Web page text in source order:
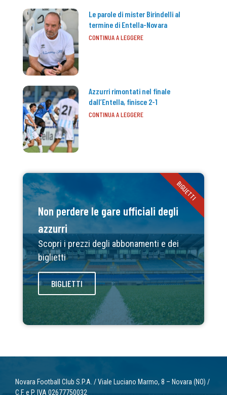
Le parole di mister Birindelli al
termine di Entella-Novara
CONTINUA A LEGGERE
Azzurri rimontati nel finale
dall’Entella, finisce 2-1
CONTINUA A LEGGERE
Non perdere le gare ufficiali degli
azzurri
Scopri i prezzi degli abbonamenti e dei
biglietti
BIGLIETTI
BIGLIETTI
Novara Football Club S.P.A. / Viale Luciano Marmo, 8 – Novara (NO) /
C.F. e P. IVA 02677750032